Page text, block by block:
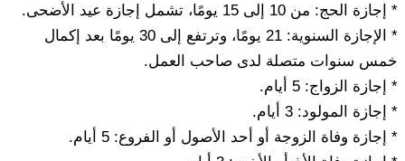
* إجازة الحج: من 10 إلى 15 يومًا، تشمل إجازة عيد الأضحى.
* الإجازة السنوية: 21 يومًا، وترتفع إلى 30 يومًا بعد إكمال
خمس سنوات متصلة لدى صاحب العمل.
* إجازة الزواج: 5 أيام.
* إجازة المولود: 3 أيام.
* إجازة وفاة الزوجة أو أحد الأصول أو الفروع: 5 أيام.